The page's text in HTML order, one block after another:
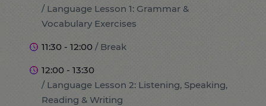
/ Language Lesson 1: Grammar &
Vocabulary Exercises
11:30 - 12:00 / Break
12:00 - 13:30
/ Language Lesson 2: Listening, Speaking,
Reading & Writing